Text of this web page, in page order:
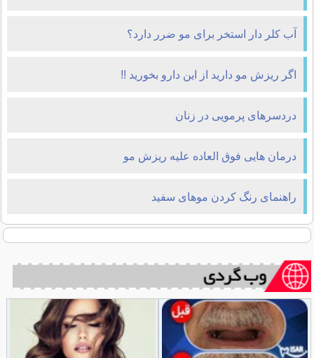
آب کلر دار استخر برای مو ضرر دارد؟
اگر ریزش مو دارید از این دارو بخورید !!
دردسرهای پرمویی در زنان
درمان هایی فوق العاده علیه ریزش مو
راهنمای رنگ کردن موهای سفید